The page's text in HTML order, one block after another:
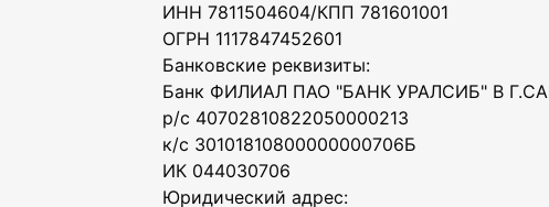
ИНН 7811504604/КПП 781601001
ОГРН 1117847452601
Банковские реквизиты:
Банк ФИЛИАЛ ПАО "БАНК УРАЛСИБ" В
р/с 40702810822050000213
к/с 30101810800000000706Б
ИК 044030706
Юридический адрес: